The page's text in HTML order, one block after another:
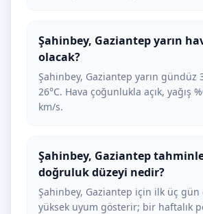
Şahinbey, Gaziantep yarın
olacak?
Şahinbey, Gaziantep yarın gündüz
26°C. Hava çoğunlukla açık, yağış
km/s.
Şahinbey, Gaziantep
doğruluk düzeyi nedir?
Şahinbey, Gaziantep için ilk üç
yüksek uyum gösterir; bir haftalık